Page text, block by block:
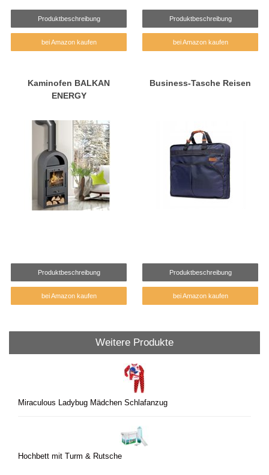
Produktbeschreibung
bei Amazon kaufen
Produktbeschreibung
bei Amazon kaufen
Kaminofen BALKAN
ENERGY
Produktbeschreibung
bei Amazon kaufen
Business-Tasche Reisen
Produktbeschreibung
bei Amazon kaufen
Weitere Produkte
Miraculous Ladybug Mädchen Schlafanzug
Hochbett mit Turm & Rutsche